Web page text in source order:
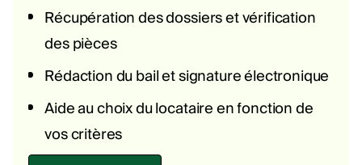
Récupération des dossiers et vérification
des pièces
Rédaction du bail et signature électronique
Aide au choix du locataire en fonction de
vos critères